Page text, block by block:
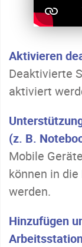
Aktivieren
Deaktivierte
aktiviert
(z. B.
Mobile
können in
werden.
Hinzufügen